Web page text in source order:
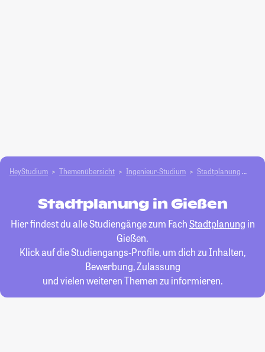
HeyStudium Themenübersicht Ingenieur-Studium Stadtplanung
Stadtplanung in Gießen
Hier findest du alle Studiengänge zum FachStadtplanung in
Gießen.
Klick auf die Studiengangs-Profile, um dich zu Inhalten,
Bewerbung, Zulassung
und vielen weiteren Themen zu informieren.